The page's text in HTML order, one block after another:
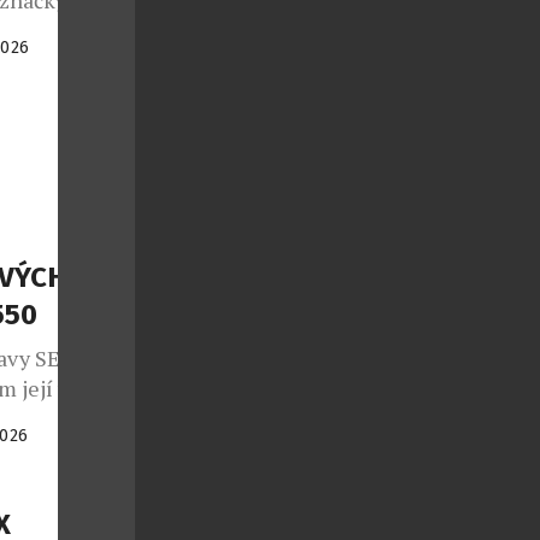
letech se
edice
SEAL
její vůbec
desítek